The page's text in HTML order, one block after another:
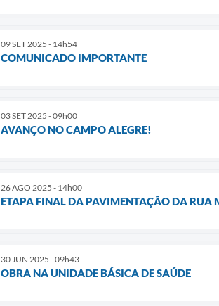
09 SET 2025 - 14h54
COMUNICADO IMPORTANTE
03 SET 2025 - 09h00
AVANÇO NO CAMPO ALEGRE!
26 AGO 2025 - 14h00
ETAPA FINAL DA PAVIMENTAÇÃO DA RUA
30 JUN 2025 - 09h43
OBRA NA UNIDADE BÁSICA DE SAÚDE